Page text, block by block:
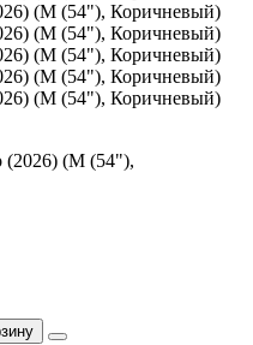
(2026) (M (54"),